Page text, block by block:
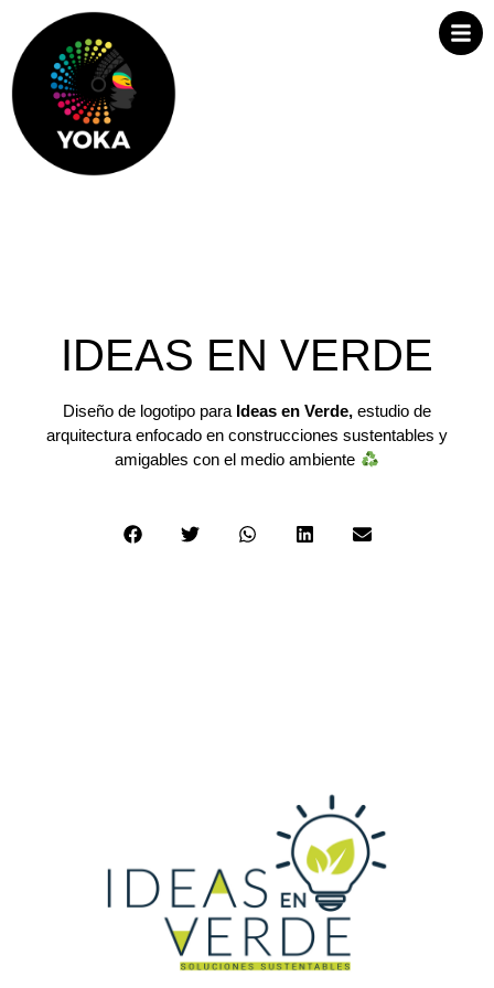
IDEAS EN VERDE
Diseño de logotipo para Ideas en Verde, estudio de
arquitectura enfocado en construcciones sustentables y
amigables con el medio ambiente